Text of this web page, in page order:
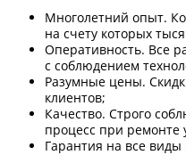
Многолетний опыт.
на счету которых
Оперативность. Все
с соблюдением
Разумные цены.
клиентов;
Качество. Строго
процесс при ремонте
Гарантия на все виды